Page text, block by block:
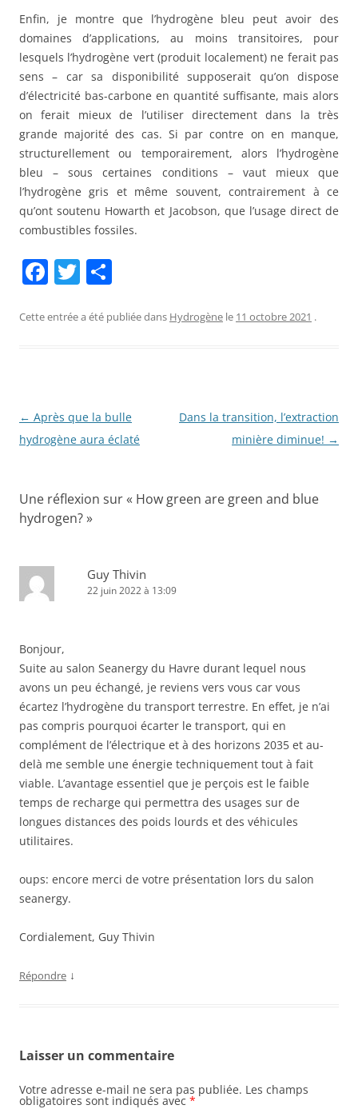
Enfin, je montre que l’hydrogène bleu peut avoir des
domaines d’applications, au moins transitoires, pour
lesquels l’hydrogène vert (produit localement) ne ferait pas
sens – car sa disponibilité supposerait qu’on dispose
d’électricité bas-carbone en quantité suffisante, mais alors
on ferait mieux de l’utiliser directement dans la très
grande majorité des cas. Si par contre on en manque,
structurellement ou temporairement, alors l’hydrogène
bleu – sous certaines conditions – vaut mieux que
l’hydrogène gris et même souvent, contrairement à ce
qu’ont soutenu Howarth et Jacobson, que l’usage direct de
combustibles fossiles.
F
c
o
k
T
itt ta
Cette entrée a été publiée dans Hydrogène le 11 octobre 2021 .
Navigation
des
← Après que la bulle
hydrogène aura éclaté
Dans la transition, l’extraction
minière diminue! →
Une réflexion sur « How green are green and blue
hydrogen?»
Guy Thivin
22 juin 2022 à 13:09
Bonjour,
Suite au salon Seanergy du Havre durant lequel nous
avons un peu échangé, je reviens vers vous car vous
écartez l’hydrogène du transport terrestre. En effet, je n’ai
pas compris pourquoi écarter le transport, qui en
complément de l’électrique et à des horizons 2035 et au-
delà me semble une énergie techniquement tout à fait
viable. L’avantage essentiel que je perçois est le faible
temps de recharge qui permettra des usages sur de
longues distances des poids lourds et des véhicules
utilitaires.
oups: encore merci de votre présentation lors du salon
seanergy.
Cordialement, Guy Thivin
Répondre ↓
Laisser un commentaire
Votre adresse e-mail ne sera pas publiée. Les champs
obligatoires sont indiqués avec *